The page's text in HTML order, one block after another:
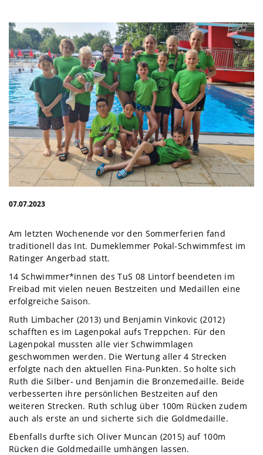
07.07.2023
Am letzten Wochenende vor den Sommerferien fand
traditionell das Int. Dumeklemmer Pokal-Schwimmfest im
Ratinger Angerbad statt.
14 Schwimmer*innen des TuS 08 Lintorf beendeten im
Freibad mit vielen neuen Bestzeiten und Medaillen eine
erfolgreiche Saison.
Ruth Limbacher (2013) und Benjamin Vinkovic (2012)
schafften es im Lagenpokal aufs Treppchen. Für den
Lagenpokal mussten alle vier Schwimmlagen
geschwommen werden. Die Wertung aller 4 Strecken
erfolgte nach den aktuellen Fina-Punkten. So holte sich
Ruth die Silber- und Benjamin die Bronzemedaille. Beide
verbesserten ihre persönlichen Bestzeiten auf den
weiteren Strecken. Ruth schlug über 100m Rücken zudem
auch als erste an und sicherte sich die Goldmedaille.
Ebenfalls durfte sich Oliver Muncan (2015) auf 100m
Rücken die Goldmedaille umhängen lassen.